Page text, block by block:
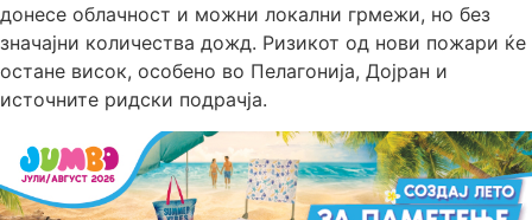
донесе облачност и можни локални грмежи, но без
значајни количества дожд. Ризикот од нови пожари ќе
остане висок, особено во Пелагонија, Дојран и
источните ридски подрачја.